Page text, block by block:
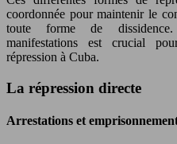
coordonnée pour maintenir le
toute forme de
manifestations est crucial
répression à Cuba.
La répression directe
Arrestations et